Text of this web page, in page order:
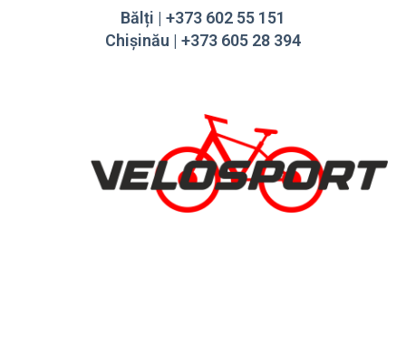
Bălți | +373 602 55 151
Chișinău | +373 605 28 394